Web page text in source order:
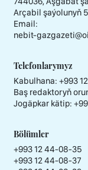
Arçabil şaýolunyň
Email:
nebit-
Telefonlarymyz
Kabulhana: +993
Baş redaktoryň
Jogäpkar kätip:
Bölümler
+993 12 44-08-35
+993 12 44-08-37